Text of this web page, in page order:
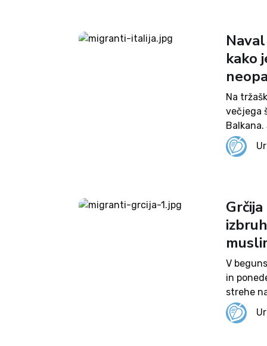
kako
Na
večjega
Razen
pot kljub...
V
in
strehe
policija
ostati...